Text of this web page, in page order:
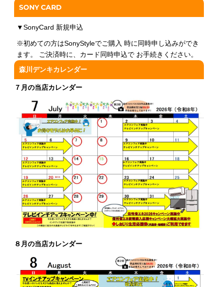
SONY CARD
▼SonyCard 新規申込
※初めての方はSonyStyleでご購入 時に同時申し込みができ
ます。 ご決済時に、カード同時申込で お手続きください。
森川デンキカレンダー
７月の当店カレンダー
８月の当店カレンダー